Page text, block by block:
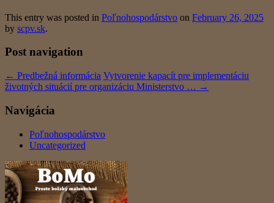
This entry was posted in Poľnohospodárstvo on February 26, 2025
by scpv.sk.
Post navigation
← Predbežná informácia Vytvorenie kapacít pre implementáciu
životných situácií pre organizáciu Ministerstvo … →
Navigácia
Poľnohospodárstvo
Uncategorized